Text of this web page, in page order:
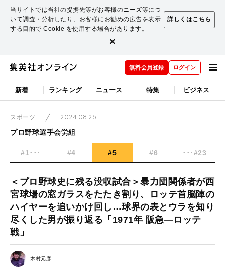
当サイトでは当社の提携先等がお客様のニーズ等につ
いて調査・分析したり、お客様にお勧めの広告を表示
する目的で Cookie を使用する場合があります。
詳しくはこちら
×
無料会員登録 ログイン
新着 ランキング ニュース 特集 ビジネス
スポーツ
2024.08.25
プロ野球選手会労組
#1･･･ #4 #5 #6 ･･･#23
＜プロ野球史に残る没収試合＞暴力団関係者が西
宮球場の窓ガラスをたたき割り、ロッテ首脳陣の
ハイヤーを追いかけ回し…球界の表とウラを知り
尽くした男が振り返る「1971年 阪急―ロッテ
戦」
木村元彦